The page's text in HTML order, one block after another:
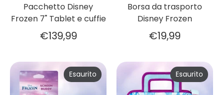
Pacchetto Disney
Frozen 7" Tablet e cuffie
€139,99
Borsa da trasporto
Disney Frozen
€19,99
Esaurito Esaurito